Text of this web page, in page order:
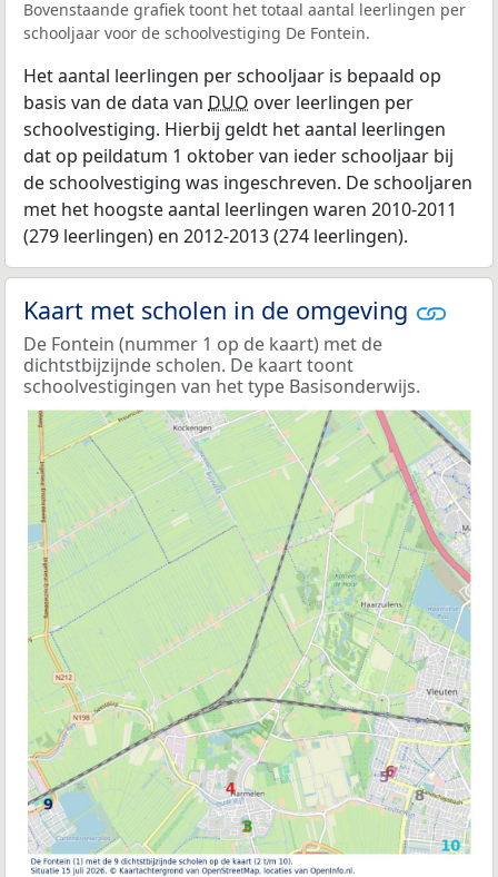
Bovenstaande grafiek toont het totaal aantal leerlingen per
schooljaar voor de schoolvestiging De Fontein.
Het aantal leerlingen per schooljaar is bepaald op
basis van de data van DUO over leerlingen per
schoolvestiging. Hierbij geldt het aantal leerlingen
dat op peildatum 1 oktober van ieder schooljaar bij
de schoolvestiging was ingeschreven. De schooljaren
met het hoogste aantal leerlingen waren 2010-2011
(279 leerlingen) en 2012-2013 (274 leerlingen).
Kaart met scholen in de omgeving
De Fontein (nummer 1 op de kaart) met de
dichtstbijzijnde scholen. De kaart toont
schoolvestigingen van het type Basisonderwijs.